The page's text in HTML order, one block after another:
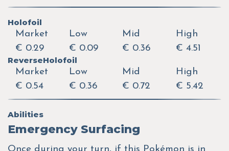
Holofoil
Market
€ 0.29
Low
€ 0.09
Mid
€ 0.36
High
€ 4.51
ReverseHolofoil
Market
€ 0.54
Low
€ 0.36
Mid
€ 0.72
High
€ 5.42
Abilities
Emergency Surfacing
Once during your turn, if this Pokémon is in